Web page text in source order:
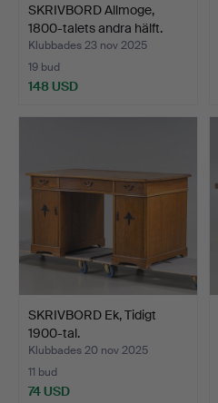
SKRIVBORD Allmoge,
1800-talets andra hälft.
Klubbades 23 nov 2025
19 bud
148 USD
SKRIVBORD Ek, Tidigt
1900-tal.
Klubbades 20 nov 2025
11 bud
74 USD